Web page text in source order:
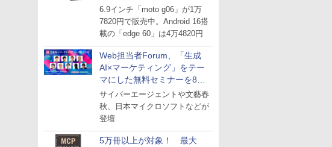
ル
6.9インチ「moto g06」が1万
7820円で販売中。Android 16搭
載の「edge 60」は4万4820円
Web担当者Forum、「生成
AI×マーケティング」をテー
マにした無料セミナーを8月
27日にオンライン開催
サイバーエージェントや文藝春
秋、日本マイクロソフトなどが
登壇
5万冊以上が対象！ 最大